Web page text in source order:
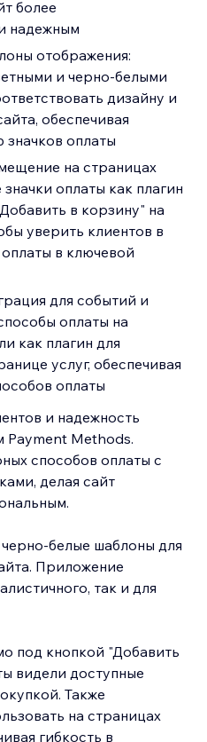
более
надежным
отображения:
и черно-белыми
дизайну и
обеспечивая
оплаты
на страницах
оплаты как плагин
в корзину" на
уверить клиентов в
в ключевой
для событий и
оплаты на
как плагин для
услуг, обеспечивая
оплаты
и надежность
Payment Methods.
способов оплаты с
делая сайт
белые шаблоны для
Приложение
так и для
под кнопкой "Добавить
видели доступные
Также
на страницах
гибкость в